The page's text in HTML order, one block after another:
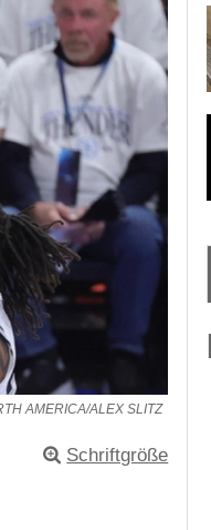
AMERICA/ALEX SLITZ
Schriftgröße